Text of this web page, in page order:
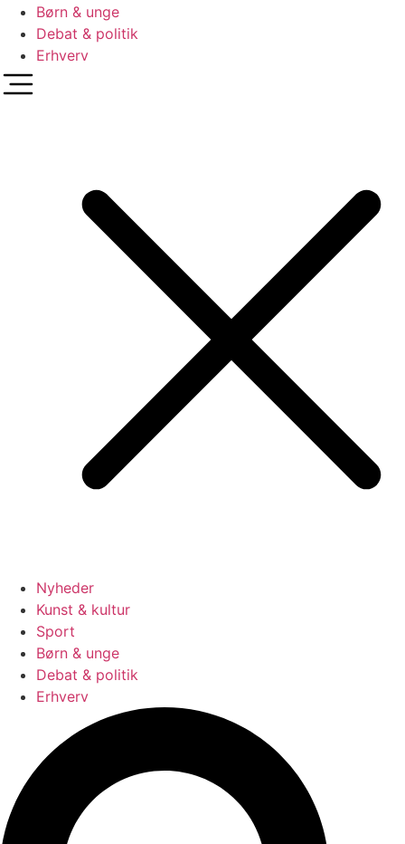
Børn & unge
Debat & politik
Erhverv
Nyheder
Kunst & kultur
Sport
Børn & unge
Debat & politik
Erhverv